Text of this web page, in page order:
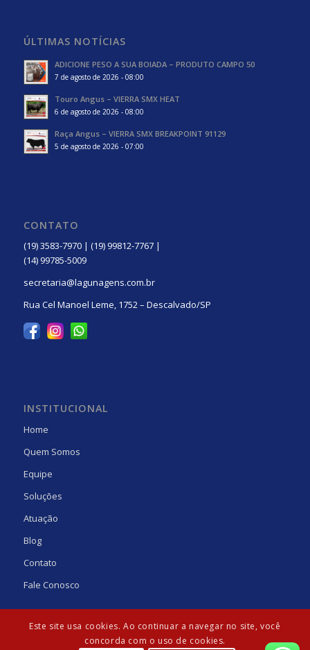
ÚLTIMAS NOTÍCIAS
ADICIONE PESO A SUA BOIADA – PRODUTO CAMPO 50
7 de agosto de 2026 - 08:00
Touro Angus – VIERRA SMX HEAT
6 de agosto de 2026 - 08:00
Raça Angus – VIERRA SMX BREAKPOINT 91129
5 de agosto de 2026 - 07:00
CONTATO
(19) 3583-7970 | (19) 99812-7767 |
(14) 99785-5009
secretaria@lagunagens.com.br
Rua Cel Manoel Leme, 1752 – Descalvado/SP
INSTITUCIONAL
Home
Quem Somos
Equipe
Soluções
Atuação
Blog
Contato
Fale Conosco
Este site usa cookies. Ao continuar a navegar no site, você
concorda com o uso de cookies.